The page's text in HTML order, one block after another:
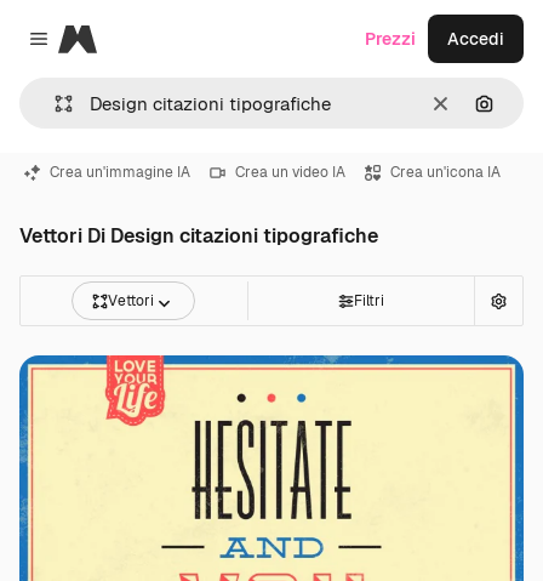
Close menu
Magnific
CancellaCerca
Prezzi Accedi
Crea un'immagine IA Crea un video IA Crea un'icona IA
Vettori Di Design citazioni tipografiche
Vettori Filtri